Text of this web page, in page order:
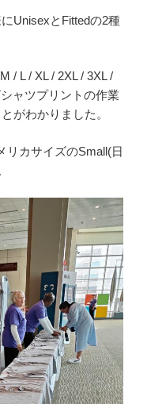
UnisexとFittedの2種
/ L / XL / 2XL / 3XL /
ャツプリントの作業
がわかりました。
リカサイズのSmall(日